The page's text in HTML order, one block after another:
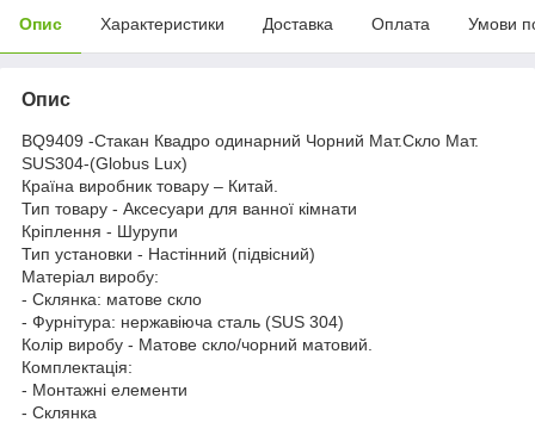
Опис Характеристики Доставка Оплата Умови
Опис
BQ9409 -Стакан Квадро одинарний Чорний Мат.Скло Мат.
SUS304-(Globus Lux)
Країна виробник товару – Китай.
Тип товару - Аксесуари для ванної кімнати
Кріплення - Шурупи
Тип установки - Настінний (підвісний)
Матеріал виробу:
- Склянка: матове скло
- Фурнітура: нержавіюча сталь (SUS 304)
Колір виробу - Матове скло/чорний матовий.
Комплектація:
- Монтажні елементи
- Склянка